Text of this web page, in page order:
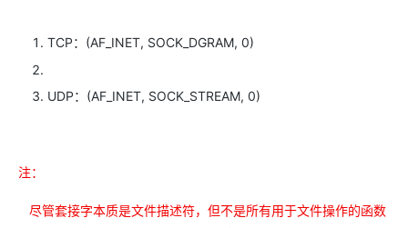
TCP：(AF_INET, SOCK_DGRAM, 0)
UDP：(AF_INET, SOCK_STREAM, 0)
注：
尽管套接字本质是文件描述符，但不是所有用于文件操作的函数